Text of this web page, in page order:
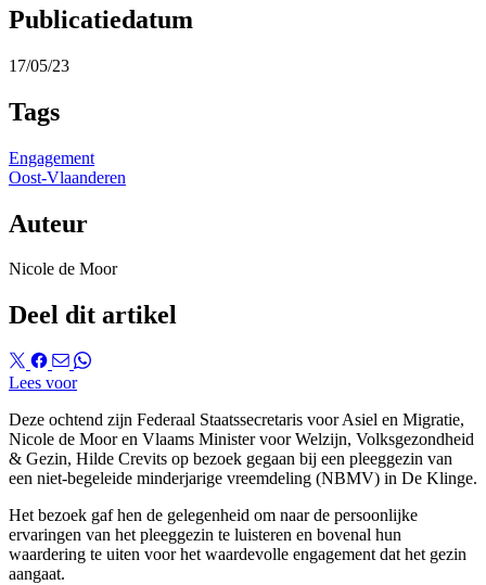
Publicatiedatum
17/05/23
Tags
Engagement
Oost-Vlaanderen
Auteur
Nicole de Moor
Deel dit artikel
Lees voor
Deze ochtend zijn Federaal Staatssecretaris voor Asiel en Migratie,
Nicole de Moor en Vlaams Minister voor Welzijn, Volksgezondheid
& Gezin, Hilde Crevits op bezoek gegaan bij een pleeggezin van
een niet-begeleide minderjarige vreemdeling (NBMV) in De Klinge.
Het bezoek gaf hen de gelegenheid om naar de persoonlijke
ervaringen van het pleeggezin te luisteren en bovenal hun
waardering te uiten voor het waardevolle engagement dat het gezin
aangaat.